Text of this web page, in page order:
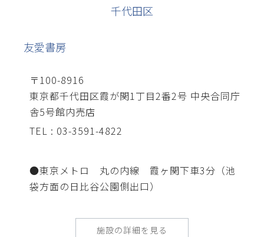
千代田区
友愛書房
〒100-8916
東京都千代田区霞が関1丁目2番2号 中央合同庁
舎5号館内売店
TEL : 03-3591-4822
●東京メトロ 丸の内線 霞ヶ関下車3分（池
袋方面の日比谷公園側出口）
施設の詳細を見る